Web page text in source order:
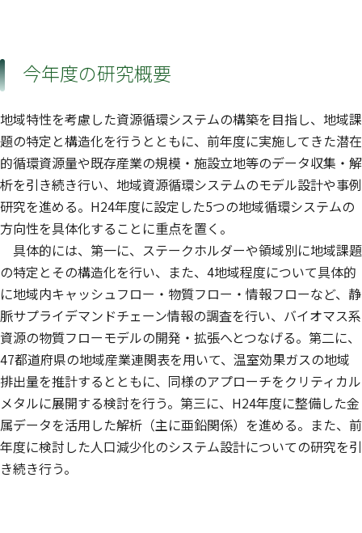
今年度の研究概要
地域特性を考慮した資源循環システムの構築を目指し、地域課
題の特定と構造化を行うとともに、前年度に実施してきた潜在
的循環資源量や既存産業の規模・施設立地等のデータ収集・解
析を引き続き行い、地域資源循環システムのモデル設計や事例
研究を進める。H24年度に設定した5つの地域循環システムの
方向性を具体化することに重点を置く。
具体的には、第一に、ステークホルダーや領域別に地域課題
の特定とその構造化を行い、また、4地域程度について具体的
に地域内キャッシュフロー・物質フロー・情報フローなど、静
脈サプライデマンドチェーン情報の調査を行い、バイオマス系
資源の物質フローモデルの開発・拡張へとつなげる。第二に、
47都道府県の地域産業連関表を用いて、温室効果ガスの地域
排出量を推計するとともに、同様のアプローチをクリティカル
メタルに展開する検討を行う。第三に、H24年度に整備した金
属データを活用した解析（主に亜鉛関係）を進める。また、前
年度に検討した人口減少化のシステム設計についての研究を引
き続き行う。